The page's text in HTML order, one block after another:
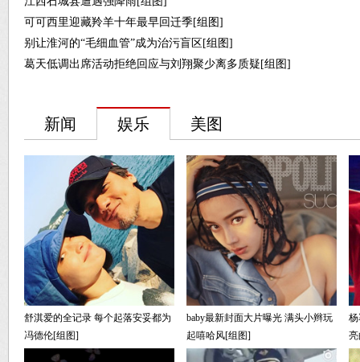
可可西里迎藏羚羊十年最早回迁季[组图]
别让淮河的“毛细血管”成为治污盲区[组图]
葛天低调出席活动拒绝回应与刘翔聚少离多质疑[组图]